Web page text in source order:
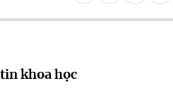
khoa học